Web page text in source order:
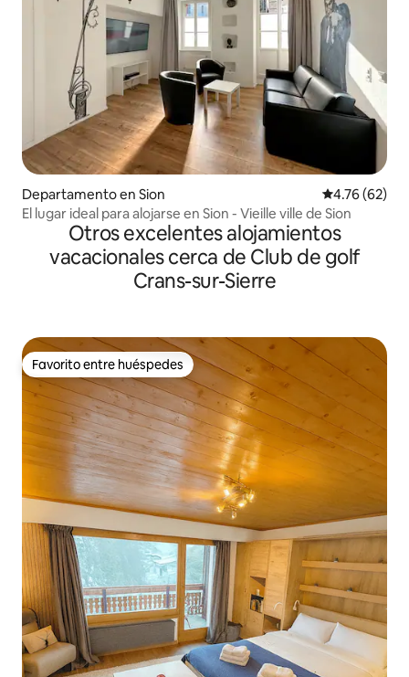
Departamento en Sion Calificación
4.76 (62)
El lugar ideal para alojarse en Sion - Vieille ville de Sion
Otros excelentes alojamientos
vacacionales cerca de Club de golf
Crans-sur-Sierre
Favorito entre huéspedes
Favorito entre huéspedes